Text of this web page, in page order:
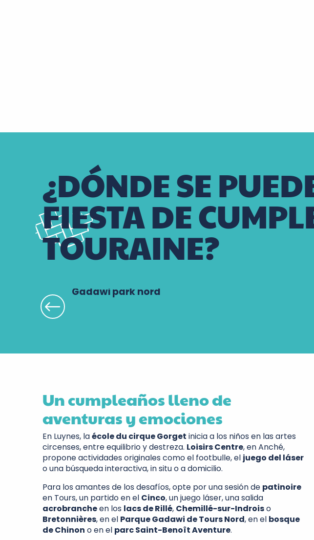
¿DÓNDE SE
FIESTA DE
TOURAINE?
Gadawi park nord
Un cumpleaños lleno de
aventuras y emociones
En Luynes, laécole du cirque Gorget inicia a los niños en las artes
circenses, entre equilibrio y destreza. Loisirs Centre, en Anché,
propone actividades originales como el footbulle, el juego del láser
o una búsqueda interactiva, in situ o a domicilio.
Para los amantes de los desafíos, opte por una sesión de patinoire
en Tours, un partido en el Cinco, un juego láser, una salida
acrobrancheen los lacs de Rillé, Chemillé-sur-Indroiso
Bretonnières, en el Parque Gadawi de Tours Nord, en el bosque
de Chinon o en el parc Saint-Benoît Aventure.